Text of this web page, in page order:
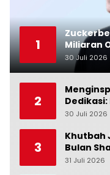
1
Miliaran
30 Juli 2026
2
Dedikasi:
Ubud
30 Juli 2026
3
Khutbah
Bulan
Kesialan
31 Juli 2026